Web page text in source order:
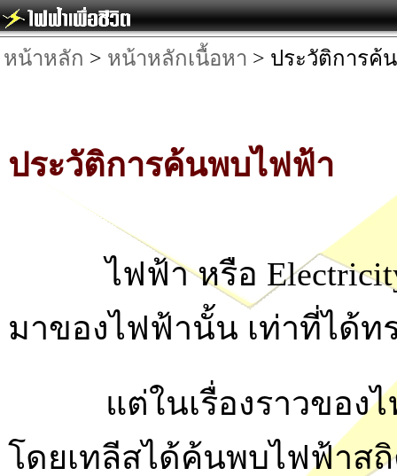
หน้าหลัก > หน้าหลักเนื้อหา > ประวัติการค้
ประวัติการค้นพบไฟฟ้า
ไฟฟ้า หรือ Electricity ใ
มาของไฟฟ้านั้น เท่าที่ได้
แต่ในเรื่องราวของไฟฟ้
โดยเทลีสได้ค้นพบไฟฟ้าส